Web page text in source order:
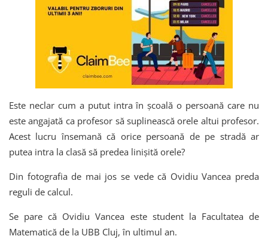
Este neclar cum a putut intra în școală o persoană care nu
este angajată ca profesor să suplinească orele altui profesor.
Acest lucru însemană că orice persoană de pe stradă ar
putea intra la clasă să predea linișită orele?
Din fotografia de mai jos se vede că Ovidiu Vancea preda
reguli de calcul.
Se pare că Ovidiu Vancea este student la Facultatea de
Matematică de la UBB Cluj, în ultimul an.